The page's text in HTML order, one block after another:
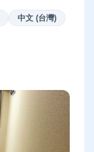
中文 (台灣)